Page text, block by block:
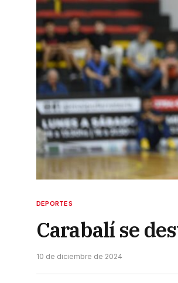
DEPORTES
Carabalí se
10 de diciembre de 2024